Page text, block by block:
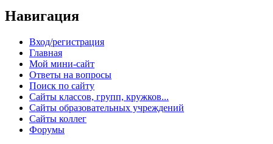
Навигация
Вход/регистрация
Главная
Мой мини-сайт
Ответы на вопросы
Поиск по сайту
Сайты классов, групп, кружков...
Сайты образовательных учреждений
Сайты коллег
Форумы